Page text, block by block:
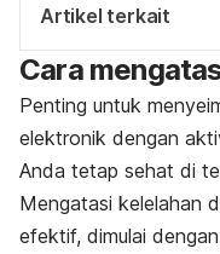
Artikel terkait
Cara
Penting untuk
elektronik dengan
Anda tetap sehat di
Mengatasi kelelahan
efektif, dimulai